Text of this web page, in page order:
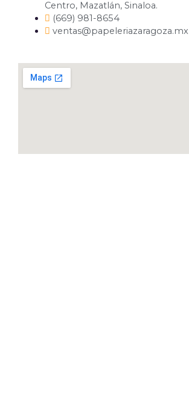
Centro, Mazatlán, Sinaloa.
(669) 981-8654
ventas@papeleriazaragoza.mx